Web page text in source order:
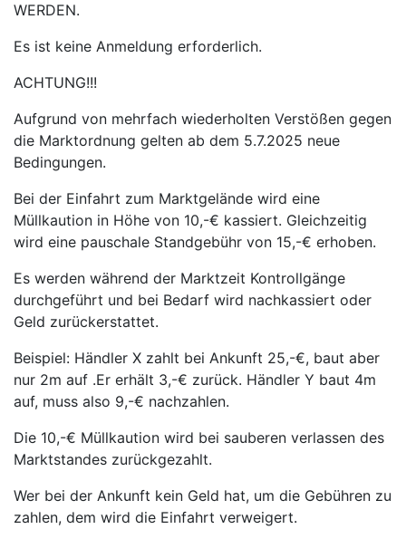
WERDEN.
Es ist keine Anmeldung erforderlich.
ACHTUNG!!!
Aufgrund von mehrfach wiederholten Verstößen gegen
die Marktordnung gelten ab dem 5.7.2025 neue
Bedingungen.
Bei der Einfahrt zum Marktgelände wird eine
Müllkaution in Höhe von 10,-€ kassiert. Gleichzeitig
wird eine pauschale Standgebühr von 15,-€ erhoben.
Es werden während der Marktzeit Kontrollgänge
durchgeführt und bei Bedarf wird nachkassiert oder
Geld zurückerstattet.
Beispiel: Händler X zahlt bei Ankunft 25,-€, baut aber
nur 2m auf .Er erhält 3,-€ zurück. Händler Y baut 4m
auf, muss also 9,-€ nachzahlen.
Die 10,-€ Müllkaution wird bei sauberen verlassen des
Marktstandes zurückgezahlt.
Wer bei der Ankunft kein Geld hat, um die Gebühren zu
zahlen, dem wird die Einfahrt verweigert.